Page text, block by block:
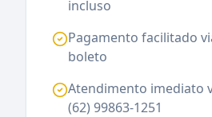
incluso
Pagamento facilitado
boleto
Atendimento imediato
(62) 99863-1251